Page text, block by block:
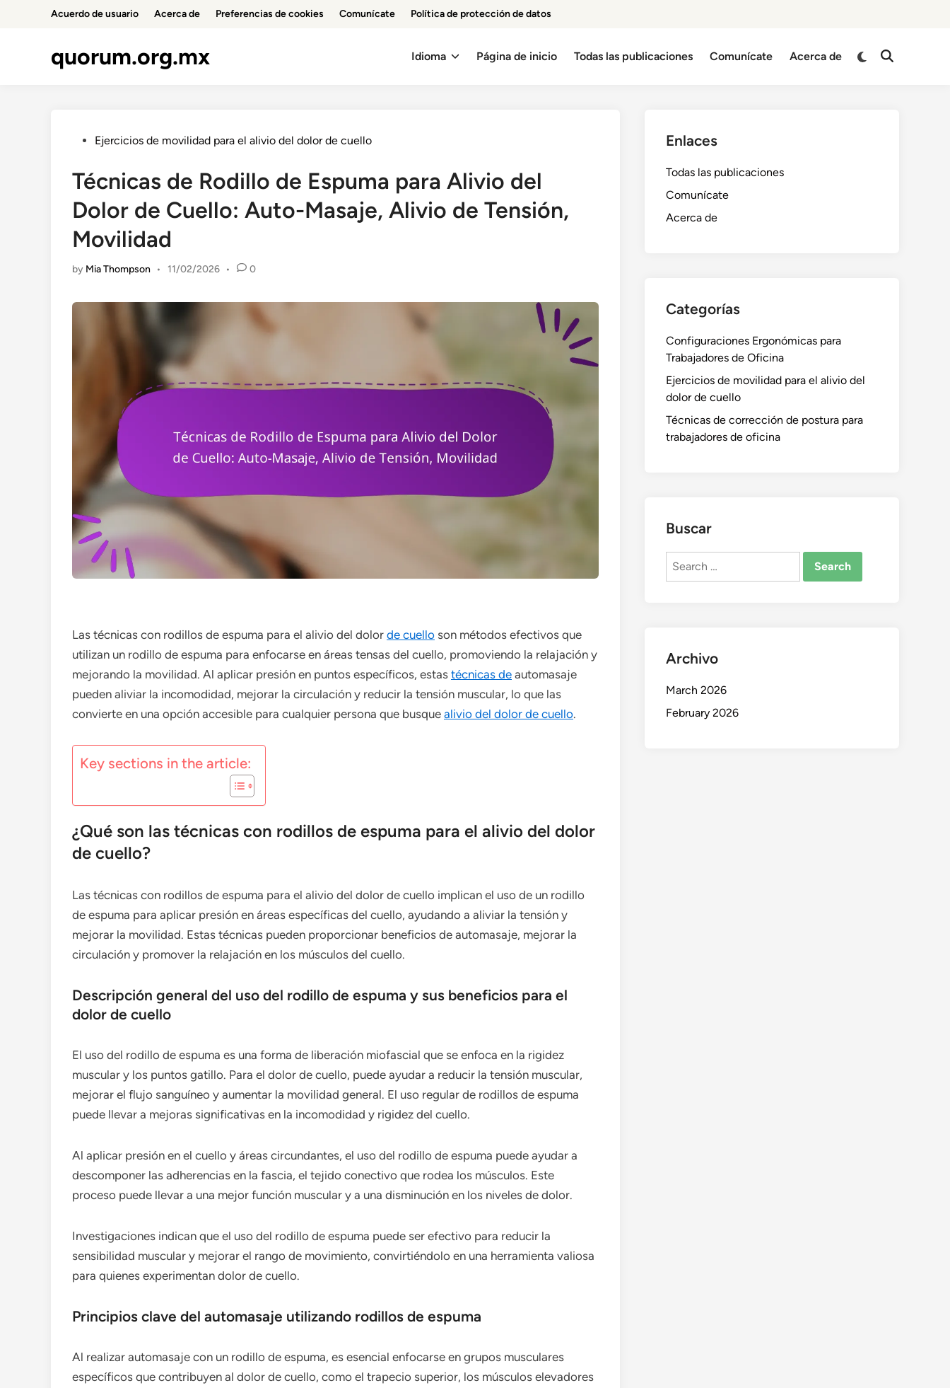
Acuerdo de usuario Acerca de Preferencias de cookies Comunícate Política de protección de datos
quorum.org.mx Idioma Página de inicio Todas las publicaciones Comunícate Acerca de
Switch
Open
PostedEjercicios de movilidad para el alivio del dolor de cuello
Técnicas de Rodillo de Espuma para Alivio del
Dolor de Cuello: Auto-Masaje, Alivio de Tensión,
Movilidad
by Mia Thompson • 11/02/2026 • 0
Las técnicas con rodillos de espuma para el alivio del dolor de cuello son métodos efectivos que
utilizan un rodillo de espuma para enfocarse en áreas tensas del cuello, promoviendo la relajación y
mejorando la movilidad. Al aplicar presión en puntos específicos, estas técnicas de automasaje
pueden aliviar la incomodidad, mejorar la circulación y reducir la tensión muscular, lo que las
convierte en una opción accesible para cualquier persona que busque alivio del dolor de cuello.
Key sections in the article:
¿Qué son las técnicas con rodillos de espuma para el alivio del dolor
de cuello?
Las técnicas con rodillos de espuma para el alivio del dolor de cuello implican el uso de un rodillo
de espuma para aplicar presión en áreas específicas del cuello, ayudando a aliviar la tensión y
mejorar la movilidad. Estas técnicas pueden proporcionar beneficios de automasaje, mejorar la
circulación y promover la relajación en los músculos del cuello.
Descripción general del uso del rodillo de espuma y sus beneficios para el
dolor de cuello
El uso del rodillo de espuma es una forma de liberación miofascial que se enfoca en la rigidez
muscular y los puntos gatillo. Para el dolor de cuello, puede ayudar a reducir la tensión muscular,
mejorar el flujo sanguíneo y aumentar la movilidad general. El uso regular de rodillos de espuma
puede llevar a mejoras significativas en la incomodidad y rigidez del cuello.
Al aplicar presión en el cuello y áreas circundantes, el uso del rodillo de espuma puede ayudar a
descomponer las adherencias en la fascia, el tejido conectivo que rodea los músculos. Este
proceso puede llevar a una mejor función muscular y a una disminución en los niveles de dolor.
Investigaciones indican que el uso del rodillo de espuma puede ser efectivo para reducir la
sensibilidad muscular y mejorar el rango de movimiento, convirtiéndolo en una herramienta valiosa
para quienes experimentan dolor de cuello.
Principios clave del automasaje utilizando rodillos de espuma
Al realizar automasaje con un rodillo de espuma, es esencial enfocarse en grupos musculares
específicos que contribuyen al dolor de cuello, como el trapecio superior, los músculos elevadores
Enlaces
Todas las publicaciones
Comunícate
Acerca de
Categorías
Configuraciones Ergonómicas para
Trabajadores de Oficina
Ejercicios de movilidad para el alivio del
dolor de cuello
Técnicas de corrección de postura para
trabajadores de oficina
Buscar
Search
Archivo
March 2026
February 2026